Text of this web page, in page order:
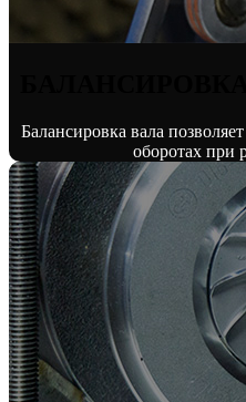
Балансировка вала
оборотах при